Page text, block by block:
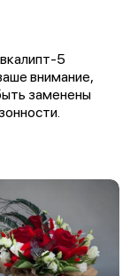
5
внимание,
заменены